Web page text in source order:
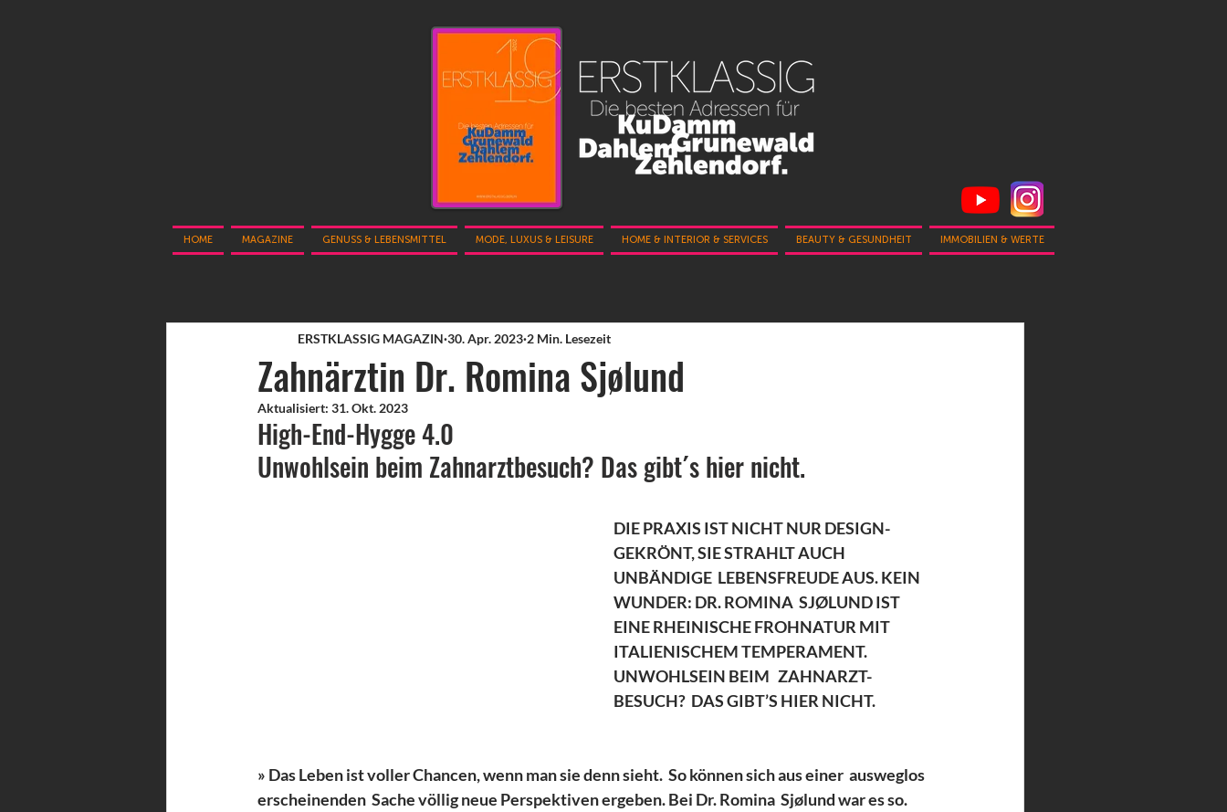
HOME MAGAZINE GENUSS & LEBENSMITTEL MODE, LUXUS & LEISURE HOME & INTERIOR & SERVICES BEAUTY & GESUNDHEIT IMMOBILIEN & WERTE
Zahnärztin Dr. Romina Sjølund
ERSTKLASSIG MAGAZIN 30. Apr. 2023 2 Min. Lesezeit
Aktualisiert: 31. Okt. 2023
High-End-Hygge 4.0
Unwohlsein beim Zahnarztbesuch? Das gibt´s hier nicht.
DIE PRAXIS IST NICHT NUR DESIGN-
GEKRÖNT, SIE STRAHLT AUCH
UNBÄNDIGE  LEBENSFREUDE AUS. KEIN
WUNDER: DR. ROMINA  SJØLUND IST
EINE RHEINISCHE FROHNATUR MIT
ITALIENISCHEM TEMPERAMENT.
UNWOHLSEIN BEIM   ZAHNARZT-
BESUCH?  DAS GIBT’S HIER NICHT.
» Das Leben ist voller Chancen, wenn man sie denn sieht.  So können sich aus einer  ausweglos
erscheinenden  Sache völlig neue Perspektiven ergeben. Bei Dr. Romina  Sjølund war es so.